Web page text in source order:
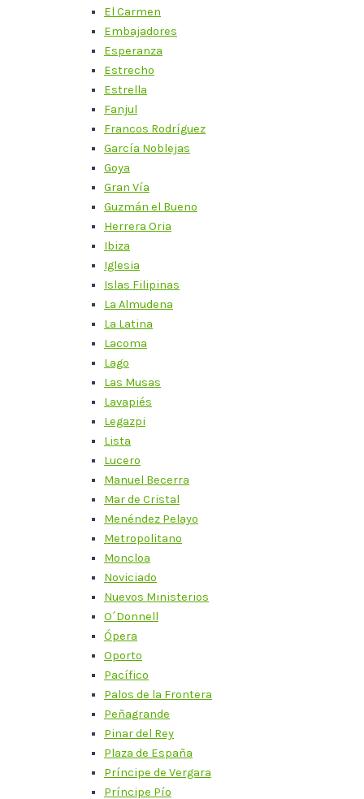
El Carmen
Embajadores
Esperanza
Estrecho
Estrella
Fanjul
Francos Rodríguez
García Noblejas
Goya
Gran Vía
Guzmán el Bueno
Herrera Oria
Ibiza
Iglesia
Islas Filipinas
La Almudena
La Latina
Lacoma
Lago
Las Musas
Lavapiés
Legazpi
Lista
Lucero
Manuel Becerra
Mar de Cristal
Menéndez Pelayo
Metropolitano
Moncloa
Noviciado
Nuevos Ministerios
O´Donnell
Ópera
Oporto
Pacífico
Palos de la Frontera
Peñagrande
Pinar del Rey
Plaza de España
Príncipe de Vergara
Príncipe Pío